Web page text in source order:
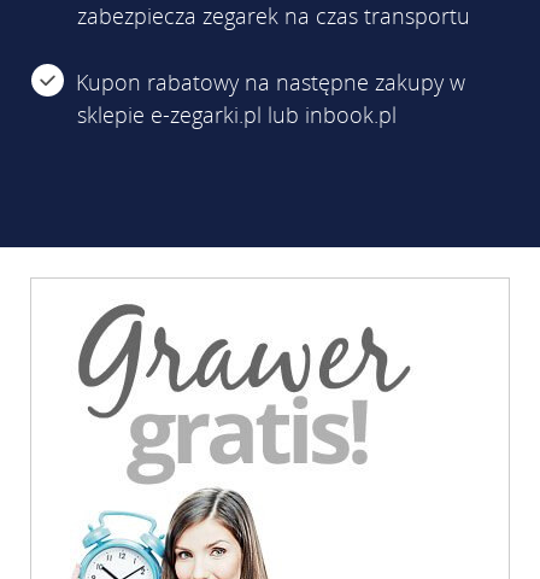
zabezpiecza zegarek na czas transportu
Kupon rabatowy na następne zakupy w
sklepie e-zegarki.pl lub inbook.pl